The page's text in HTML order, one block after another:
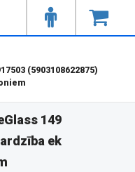
(5903108622875)
149
ek